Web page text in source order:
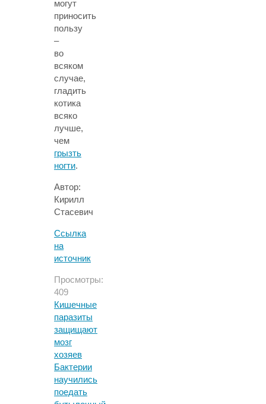
могут
приносить
пользу
–
во
всяком
случае,
гладить
котика
всяко
лучше,
чем
грызть
ногти.
Автор:
Кирилл
Стасевич
Ссылка
на
источник
Просмотры:
409
Кишечные
паразиты
защищают
мозг
хозяев
Бактерии
научились
поедать